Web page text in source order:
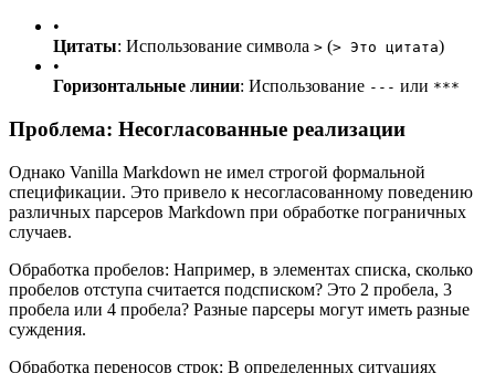
•
Цитаты: Использование символа > (> Это цитата)
•
Горизонтальные линии: Использование --- или ***
Проблема: Несогласованные реализации
Однако Vanilla Markdown не имел строгой формальной
спецификации. Это привело к несогласованному поведению
различных парсеров Markdown при обработке пограничных
случаев.
Обработка пробелов: Например, в элементах списка, сколько
пробелов отступа считается подсписком? Это 2 пробела, 3
пробела или 4 пробела? Разные парсеры могут иметь разные
суждения.
Обработка переносов строк: В определенных ситуациях